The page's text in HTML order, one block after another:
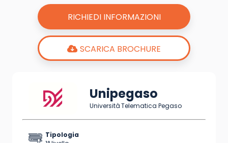
RICHIEDI INFORMAZIONI
SCARICA BROCHURE
Unipegaso
Università Telematica Pegaso
Tipologia